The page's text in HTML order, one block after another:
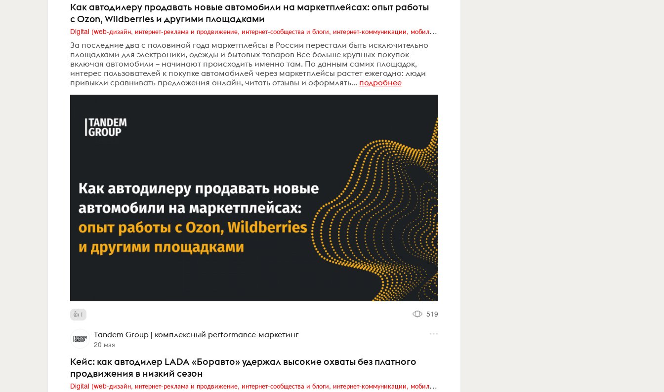
Как автодилеру продавать новые автомобили на маркетплейсах: опыт работы
с Ozon, Wildberries и другими площадками
Digital (web-дизайн, интернет-реклама и продвижение, интернет-сообщества и блоги, интернет-коммуникации, мобильный маркетинг, реклама на цифровых экранах)
За последние два с половиной года маркетплейсы в России перестали быть исключительно
площадками для электроники, одежды и бытовых товаров Все больше крупных покупок –
включая автомобили – начинают происходить именно там. По данным самих площадок,
интерес пользователей к покупке автомобилей через маркетплейсы растет ежегодно: люди
привыкли сравнивать предложения онлайн, читать отзывы и оформлять... подробнее
1 519
Tandem Group | комплексный performance-маркетинг
20 мая
Кейс: как автодилер LADA «Боравто» удержал высокие охваты без платного
продвижения в низкий сезон
Digital (web-дизайн, интернет-реклама и продвижение, интернет-сообщества и блоги, интернет-коммуникации, мобильный маркетинг, реклама на цифровых экранах)